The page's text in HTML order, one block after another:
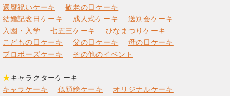
還暦祝いケーキ
敬老の日ケーキ
結婚記念日ケーキ
成人式ケーキ
送別会ケーキ
入園・入学
七五三ケーキ
ひなまつりケーキ
こどもの日ケーキ
父の日ケーキ
母の日ケーキ
プロポーズケーキ
その他のイベント
★キャラクターケーキ
キャラケーキ
似顔絵ケーキ
オリジナルケーキ